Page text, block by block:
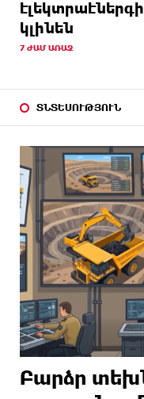
կլինեն
7 ԺԱՄ ԱՌԱՋ
ՏՆՏԵՍՈՒԹՅՈՒՆ
Բարձր